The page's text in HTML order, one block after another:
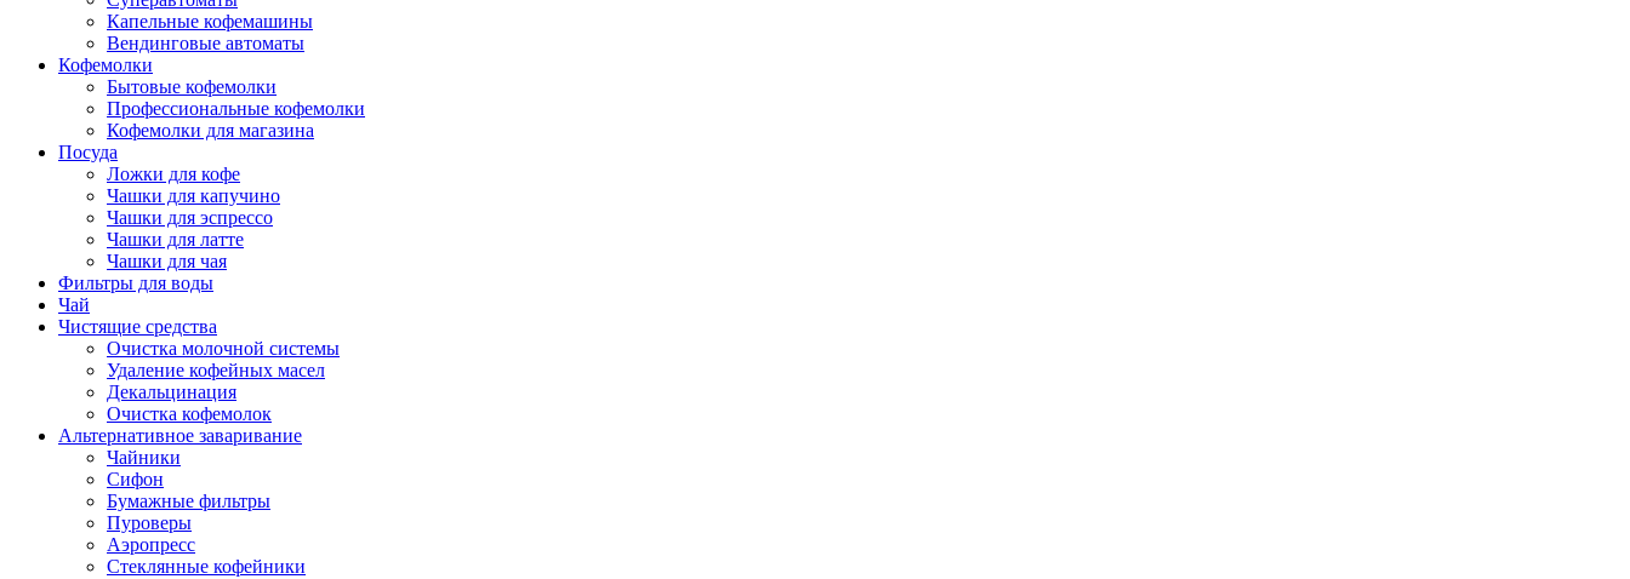
Капельные кофемашины
Вендинговые автоматы
Кофемолки
Бытовые кофемолки
Профессиональные кофемолки
Кофемолки для магазина
Посуда
Ложки для кофе
Чашки для капучино
Чашки для эспрессо
Чашки для латте
Чашки для чая
Фильтры для воды
Чай
Чистящие средства
Очистка молочной системы
Удаление кофейных масел
Декальцинация
Очистка кофемолок
Альтернативное заваривание
Чайники
Сифон
Бумажные фильтры
Пуроверы
Аэропресс
Стеклянные кофейники